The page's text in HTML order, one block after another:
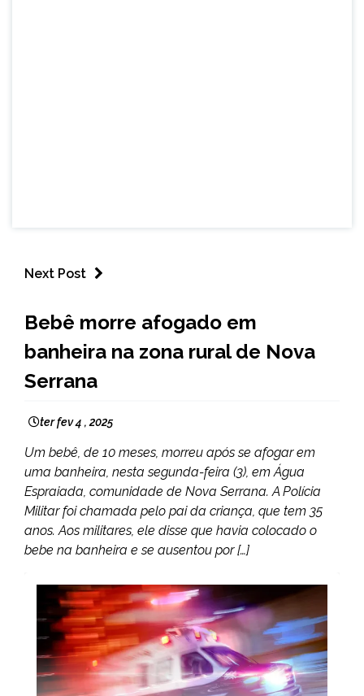
Next Post
GERAIS
NOTÍCIAS
Bebê morre afogado em
banheira na zona rural de Nova
Serrana
ter fev 4 , 2025
Um bebê, de 10 meses, morreu após se afogar em
uma banheira, nesta segunda-feira (3), em Água
Espraiada, comunidade de Nova Serrana. A Polícia
Militar foi chamada pelo pai da criança, que tem 35
anos. Aos militares, ele disse que havia colocado o
bebe na banheira e se ausentou por […]